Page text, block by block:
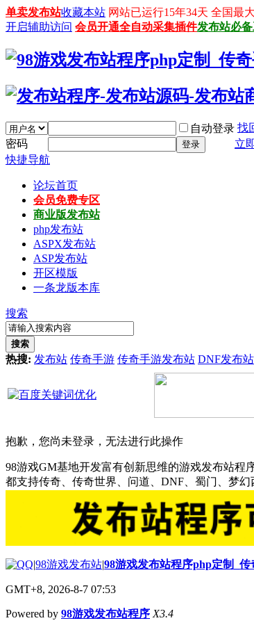
单卖发布站收藏本站 网站已运行15年34天 全国最
开启辅助访问 会员开通全自动采集插件发布站必
自动登录 找
密码
登录
立
快捷导航
论坛首页
会员免费专区
商业版发布站
php发布站
ASPX发布站
ASP发布站
开区模版
一条龙版本库
搜索
搜索
热搜: 发布站 传奇手游 传奇手游发布站 DNF发布站
抱歉，您尚未登录，无法进行此操作
98游戏GM基地开发富有创新思维的游戏发布站程
都支持传奇、传奇世界、问道、DNF、蜀门、梦
|98游戏发布站|98游戏发布站程序php定制_
GMT+8, 2026-8-7 07:53
Powered by 98游戏发布站程序 X3.4